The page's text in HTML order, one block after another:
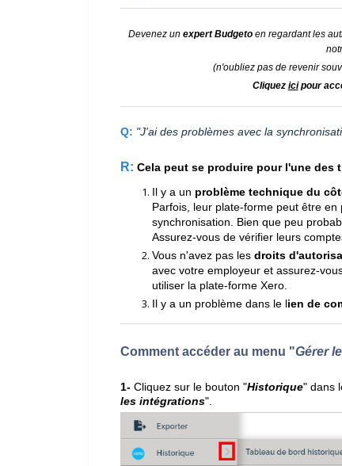
Devenez un expert Budgetoen regardant les
(n'oubliez pas de revenir
Cliquez icipour
Q: "J'ai des problèmes avec la
R: Cela peut se produire pour l'une des
Il y a un problème technique du
Parfois, leur plate-forme peut être
synchronisation. Bien que peu
Assurez-vous de vérifier leurs
Vous n'avez pas les droits
avec votre employeur et assurez-
utiliser la plate-forme Xero.
Il y a un problème dans le lien de
Comment accéder au menu "Gérer
1- Cliquez sur le bouton "Historique" dans
les intégrations".